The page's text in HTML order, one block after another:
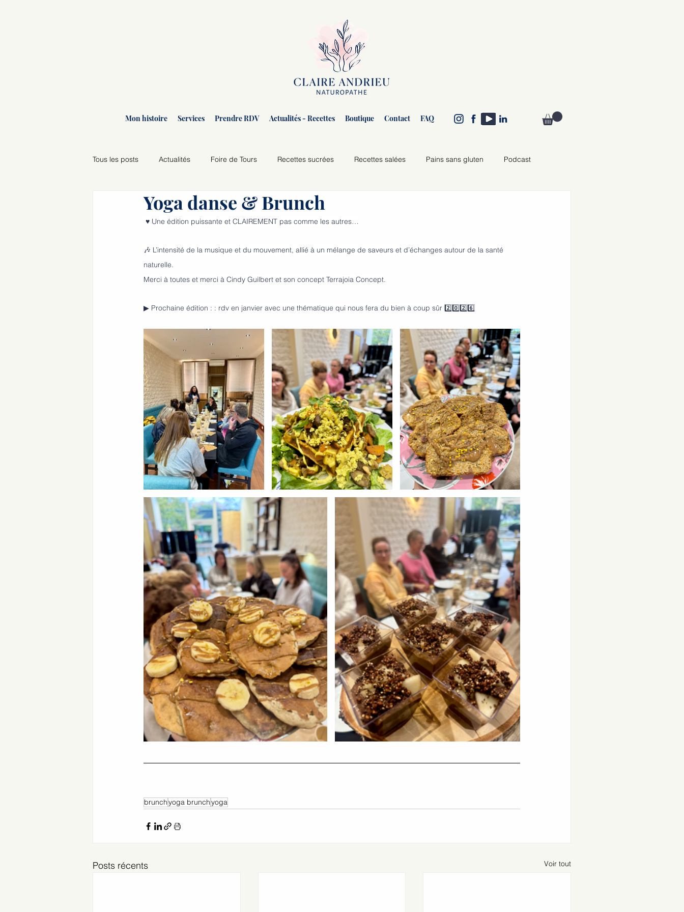
Mon histoire Services Prendre RDV Actualités - Recettes Boutique Contact FAQ
Tous les posts Actualités Foire de Tours Recettes sucrées Recettes salées Pains sans gluten Podcast
Agenda des ateliers
Yoga danse & Brunch
♥ Une édition puissante et CLAIREMENT pas comme les autres…
🎶 L’intensité de la musique et du mouvement, allié à un mélange de saveurs et d’échanges autour de la santé
naturelle.
Merci à toutes et merci à Cindy Guilbert et son concept Terrajoia Concept.
▶ Prochaine édition : : rdv en janvier avec une thématique qui nous fera du bien à coup sûr 2️⃣0️⃣2️⃣6️⃣
brunchyoga brunchyoga
Posts récents Voir tout